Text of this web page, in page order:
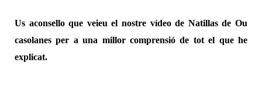
Us aconsello que veieu el nostre vídeo de Natillas de Ou
casolanes per a una millor comprensió de tot el que he
explicat.